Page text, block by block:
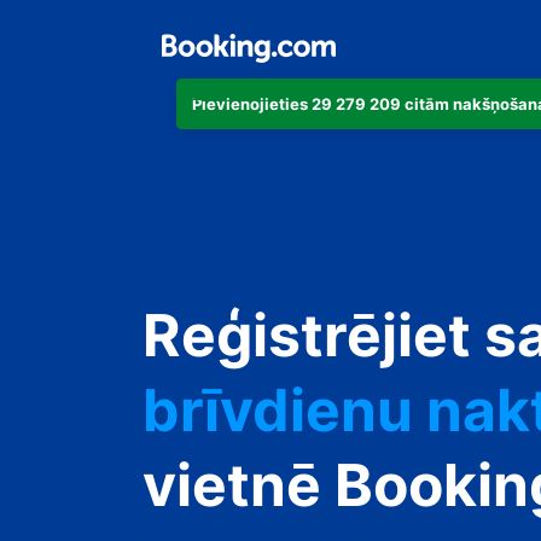
Pievienojieties 29 279 209 citām
Reģistrējiet
viesnīcu
brīvdienu
viesu namu
vietnē